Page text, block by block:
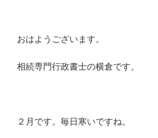
おはようございます。
相続専門行政書士の横倉です。
２月です。毎日寒いですね。